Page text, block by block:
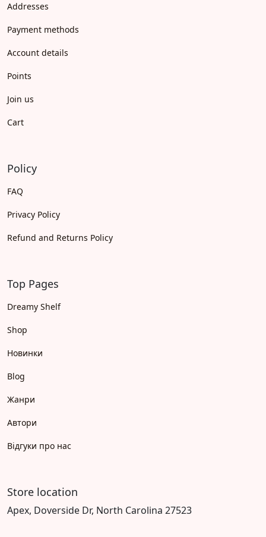
Addresses
Payment methods
Account details
Points
Join us
Cart
Policy
FAQ
Privacy Policy
Refund and Returns Policy
Top Pages
Dreamy Shelf
Shop
Новинки
Blog
Жанри
Автори
Відгуки про нас
Store location
Apex, Doverside Dr, North Carolina 27523